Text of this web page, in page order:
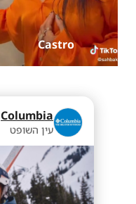
Castro
Columbia
עין השופט